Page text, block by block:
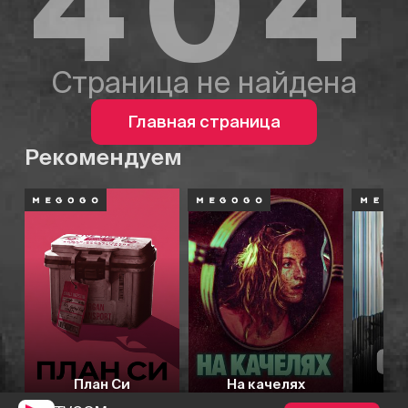
Страница не найдена
Главная страница
Рекомендуем
План Си На качелях